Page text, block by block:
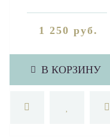
1 250 руб.
В КОРЗИНУ